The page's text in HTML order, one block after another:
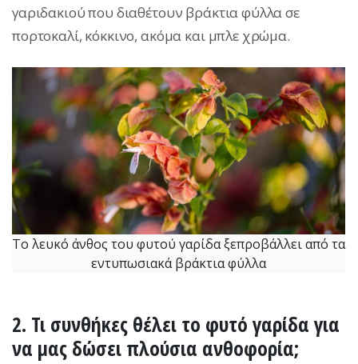
γαριδακιού που διαθέτουν βράκτια φύλλα σε
πορτοκαλί, κόκκινο, ακόμα και μπλε χρώμα.
Το λευκό άνθος του φυτού γαρίδα ξεπροβάλλει από τα
εντυπωσιακά βράκτια φύλλα
2. Τι συνθήκες θέλει το φυτό γαρίδα για
να μας δώσει πλούσια ανθοφορία;